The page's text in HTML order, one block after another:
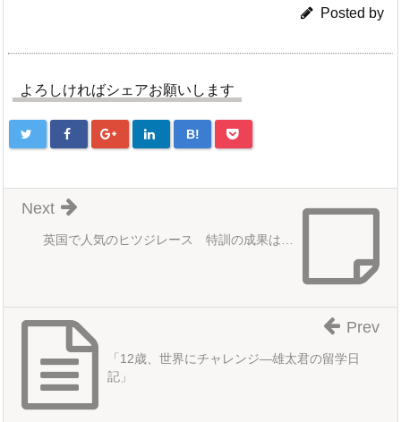
Posted by
よろしければシェアお願いします
B!
英国で人気のヒツジレース 特訓の成果は…
Next
「12歳、世界にチャレンジ―雄太君の留学日
記」
Prev